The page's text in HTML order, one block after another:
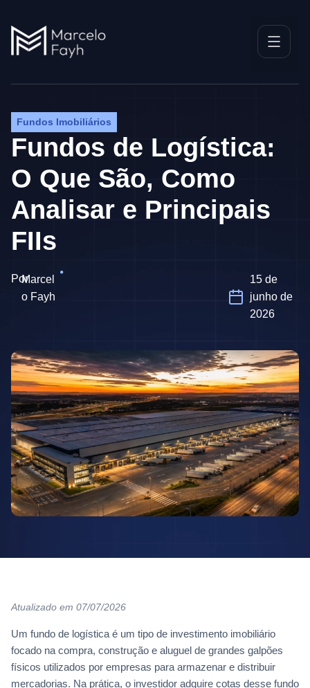
Fundos Imobiliários
Fundos de Logística:
O Que São, Como
Analisar e Principais
FIIs
PorMarcel
o Fayh
15 de
junho de
2026
Atualizado em 07/07/2026
Um fundo de logística é um tipo de investimento imobiliário
focado na compra, construção e aluguel de grandes galpões
físicos utilizados por empresas para armazenar e distribuir
mercadorias. Na prática, o investidor adquire cotas desse fundo